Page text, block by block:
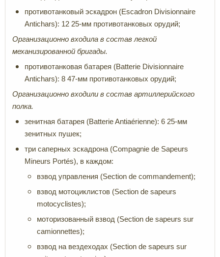
противотанковый эскадрон (Escadron Divisionnaire
Antichars): 12 25-мм противотанковых орудий;
Организационно входила в состав легкой
механизированной бригады.
противотанковая батарея (Batterie Divisionnaire
Antichars): 8 47-мм противотанковых орудий;
Организационно входили в состав артиллерийского
полка.
зенитная батарея (Batterie Antiaérienne): 6 25-мм
зенитных пушек;
три саперных эскадрона (Compagnie de Sapeurs
Mineurs Portés), в каждом:
взвод управления (Section de commandement);
взвод мотоциклистов (Section de sapeurs
motocyclistes);
моторизованный взвод (Section de sapeurs sur
camionnettes);
взвод на вездеходах (Section de sapeurs sur